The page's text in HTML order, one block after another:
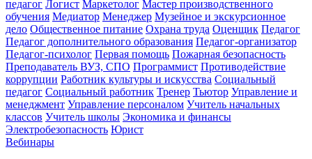
педагог Логист Маркетолог Мастер производственного
обучения Медиатор Менеджер Музейное и экскурсионное
дело Общественное питание Охрана труда Оценщик Педагог
Педагог дополнительного образования Педагог-организатор
Педагог-психолог Первая помощь Пожарная безопасность
Преподаватель ВУЗ, СПО Программист Противодействие
коррупции Работник культуры и искусства Социальный
педагог Социальный работник Тренер Тьютор Управление и
менеджмент Управление персоналом Учитель начальных
классов Учитель школы Экономика и финансы
Электробезопасность Юрист
Вебинары